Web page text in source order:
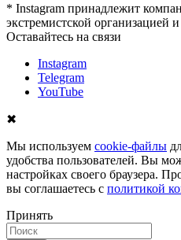
* Instagram принадлежит
экстремистской организацией
Оставайтесь на связи
Instagram
Telegram
YouTube
✖
Мы используем cookie-файлы
удобства пользователей. Вы
настройках своего браузера.
вы соглашаетесь с политикой
Принять